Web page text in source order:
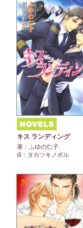
キス ランディング
著：ふゆの仁子
ill：タカツキノボル